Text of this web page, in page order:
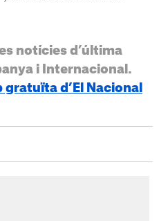
notícies d’última
i Internacional.
gratuïta d’El Nacional